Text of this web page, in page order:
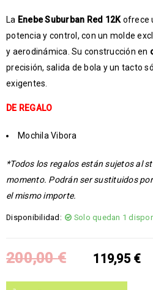
La Enebe Suburban Red 12K ofrece
potencia y control, con un molde
y aerodinámica. Su construcción en
precisión, salida de bola y un tacto
exigentes.
DE REGALO
Mochila Vibora
*Todos los regalos están sujetos al
momento. Podrán ser sustituidos
el mismo importe.
Disponibilidad: Solo quedan 1
200,00€ 119,95 €